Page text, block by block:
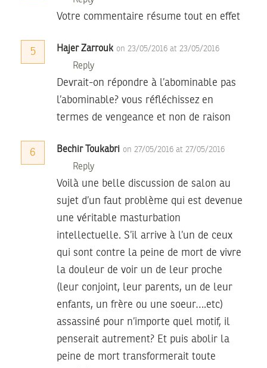
Votre commentaire résume tout en effet
5 Hajer Zarrouk on 23/05/2016 at 23/05/2016
Reply
Devrait-on répondre à l’abominable pas
l’abominable? vous réfléchissez en
termes de vengeance et non de raison
6 Bechir Toukabri on 27/05/2016 at 27/05/2016
Reply
Voilà une belle discussion de salon au
sujet d’un faut problème qui est devenue
une véritable masturbation
intellectuelle. S’il arrive à l’un de ceux
qui sont contre la peine de mort de vivre
la douleur de voir un de leur proche
(leur conjoint, leur parents, un de leur
enfants, un frère ou une soeur….etc)
assassiné pour n’importe quel motif, il
penserait autrement? Et puis abolir la
peine de mort transformerait toute